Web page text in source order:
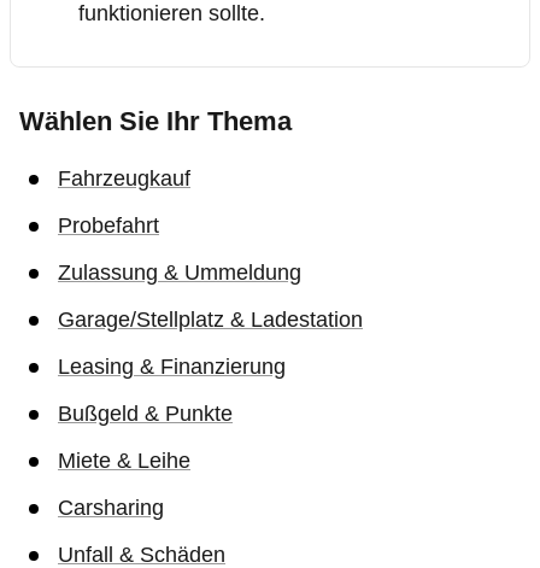
funktionieren sollte.
Wählen Sie Ihr Thema
Fahrzeugkauf
Probefahrt
Zulassung & Ummeldung
Garage/Stellplatz & Ladestation
Leasing & Finanzierung
Bußgeld & Punkte
Miete & Leihe
Carsharing
Unfall & Schäden